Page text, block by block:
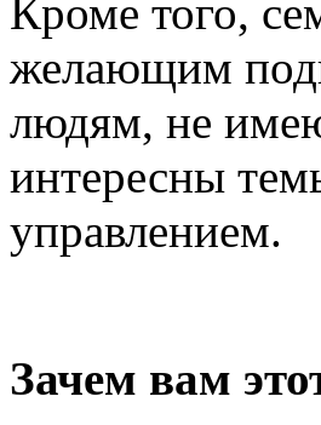
Кроме того,
желающим
людям, не
интересны
управлением.
Зачем вам